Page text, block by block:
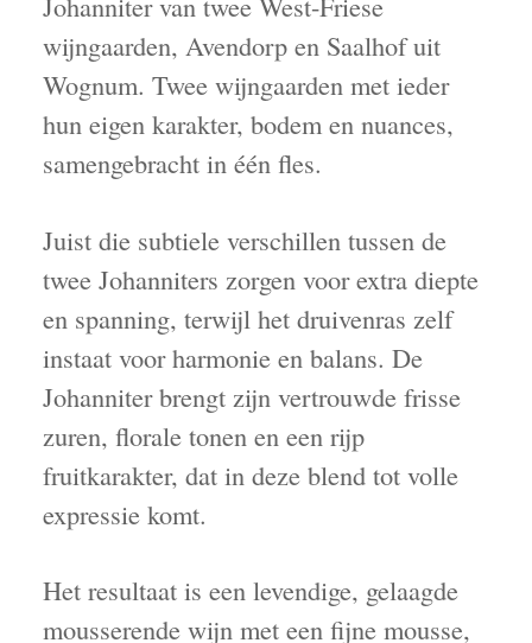
wijngaarden, Avendorp en Saalhof uit
Wognum. Twee wijngaarden met ieder
hun eigen karakter, bodem en nuances,
samengebracht in één fles.
Juist die subtiele verschillen tussen de
twee Johanniters zorgen voor extra diepte
en spanning, terwijl het druivenras zelf
instaat voor harmonie en balans. De
Johanniter brengt zijn vertrouwde frisse
zuren, florale tonen en een rijp
fruitkarakter, dat in deze blend tot volle
expressie komt.
Het resultaat is een levendige, gelaagde
mousserende wijn met een fijne mousse,